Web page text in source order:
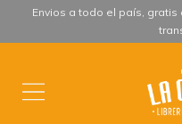
Envios a todo el país, gratis